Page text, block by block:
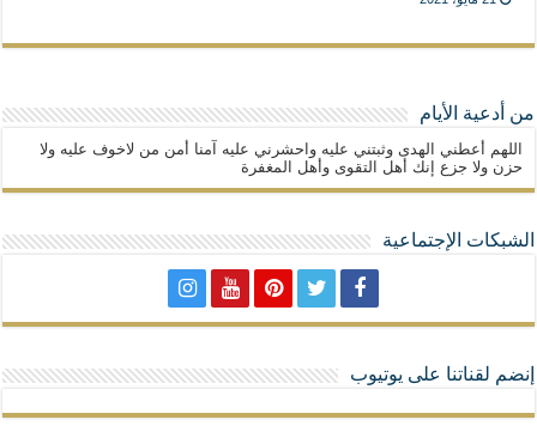
من أدعية الأيام
اللهم أعطني الهدى وثبتني عليه واحشرني عليه آمنا أمن من لاخوف عليه ولا
حزن ولا جزع إنك أهل التقوى وأهل المغفرة
الشبكات الإجتماعية
إنضم لقناتنا على يوتيوب